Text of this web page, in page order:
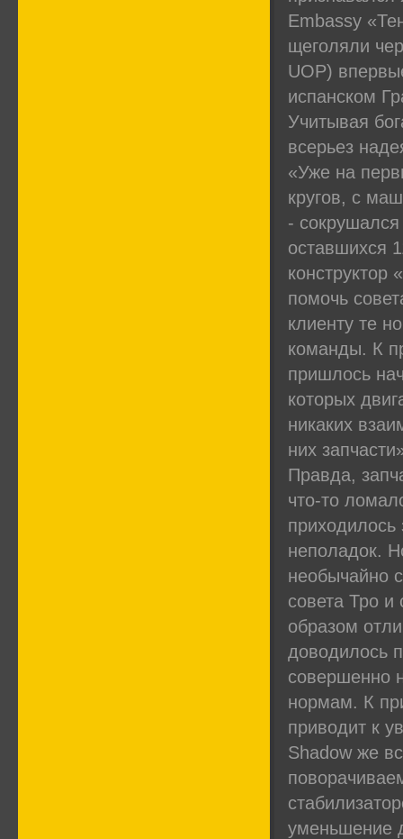
Embassy
щеголяли
UOP)
испанском
Учитывая
всерьез
«Уже на
кругов, с
-
оставшихся
конструктор
помочь
клиенту те
команды. К
пришлось
которых
никаких
них
Правда,
что-то
приходилось
неполадок.
необычайно
совета Тро
образом
доводилось
совершенно
нормам. К
приводит к
Shadow же
уменьшение